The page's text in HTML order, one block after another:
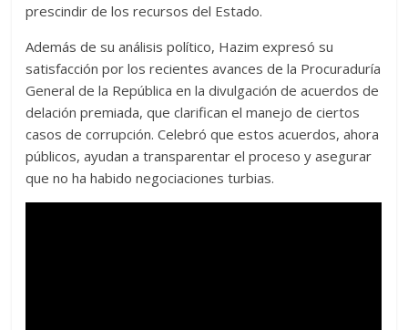
prescindir de los recursos del Estado.
Además de su análisis político, Hazim expresó su
satisfacción por los recientes avances de la Procuraduría
General de la República en la divulgación de acuerdos de
delación premiada, que clarifican el manejo de ciertos
casos de corrupción. Celebró que estos acuerdos, ahora
públicos, ayudan a transparentar el proceso y asegurar
que no ha habido negociaciones turbias.